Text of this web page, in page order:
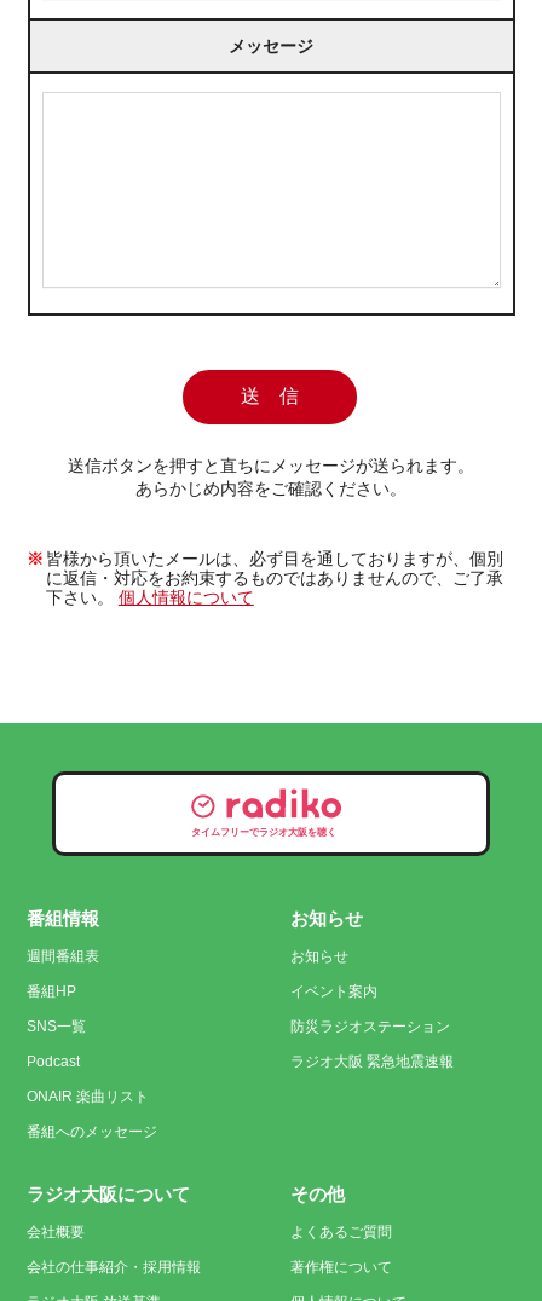
メッセージ
送信ボタンを押すと直ちにメッセージが送られます。
あらかじめ内容をご確認ください。
皆様から頂いたメールは、必ず目を通しておりますが、個別
に返信・対応をお約束するものではありませんので、ご了承
下さい。 個人情報について
タイムフリーでラジオ大阪を聴く
番組情報
週間番組表
番組HP
SNS一覧
Podcast
ONAIR 楽曲リスト
番組へのメッセージ
お知らせ
お知らせ
イベント案内
防災ラジオステーション
ラジオ大阪 緊急地震速報
ラジオ大阪について
会社概要
会社の仕事紹介・採用情報
その他
よくあるご質問
著作権について